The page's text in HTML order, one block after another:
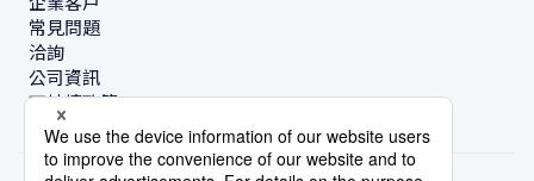
常見問題
洽詢
公司資訊
可持續政策